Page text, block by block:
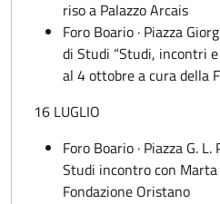
riso a Palazzo Arcais
Foro Boario · Piazza
di Studi “Studi, incontri
al 4 ottobre a cura della
16 LUGLIO
Foro Boario · Piazza G.
Studi incontro con
Fondazione Oristano